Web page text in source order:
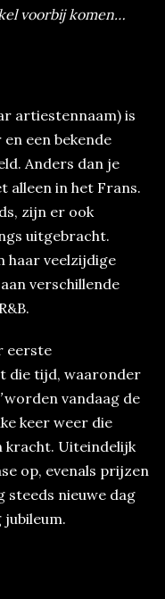
voorbij komen…
artiestennaam) is
een bekende
Anders dan je
alleen in het Frans.
zijn er ook
uitgebracht.
haar veelzijdige
verschillende
eerste
die tijd, waaronder
worden vandaag de
keer weer die
kracht. Uiteindelijk
op, evenals prijzen
steeds nieuwe dag